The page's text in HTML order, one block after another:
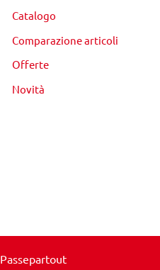
Catalogo
Comparazione articoli
Offerte
Novità
Passepartout